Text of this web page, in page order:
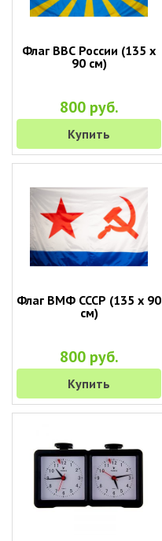
Флаг ВВС России (135 х
90 см)
800 руб.
Купить
Флаг ВМФ СССР (135 х 90
см)
800 руб.
Купить